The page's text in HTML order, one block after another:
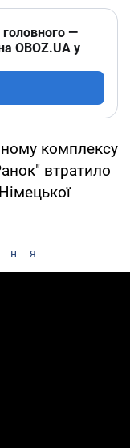
—
OBOZ.UA у
комплексу
втратило